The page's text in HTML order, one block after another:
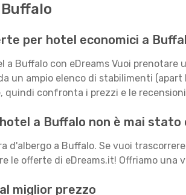
per hotel economici a
a Buffalo con eDreams Vuoi
un ampio elenco di stabilimenti
quindi confronta i prezzi e le
a Buffalo non è mai stato
d'albergo a Buffalo. Se vuoi
le offerte di eDreams.it! Offriamo una
miglior prezzo